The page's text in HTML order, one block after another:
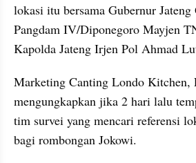
lokasi itu bersama Gubernur Jateng
Pangdam IV/Diponegoro Mayjen
Kapolda Jateng Irjen Pol Ahmad
Marketing Canting Londo Kitchen,
mengungkapkan jika 2 hari lalu
tim survei yang mencari referensi
bagi rombongan Jokowi.